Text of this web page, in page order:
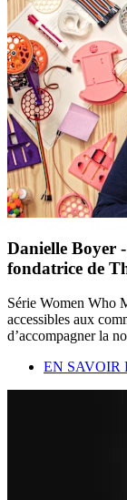
Danielle Boyer
fondatrice de
Série Women Who
accessibles aux
d’accompagner la
EN SAVOIR